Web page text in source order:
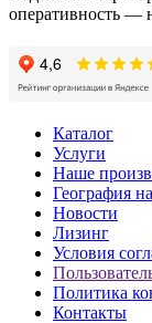
оперативность —
Каталог
Услуги
Наше
География
Новости
Лизинг
Условия
Политика
Контакты